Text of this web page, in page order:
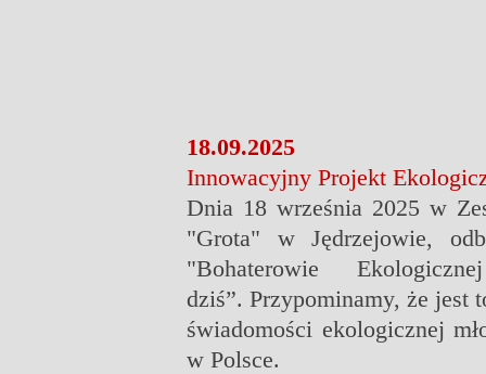
18.09.2025
Innowacyjny Projekt
Dnia 18 września 2025 w
"Grota" w Jędrzejowie,
"Bohaterowie
dziś”. Przypominamy, że jest
świadomości ekologicznej
w Polsce.